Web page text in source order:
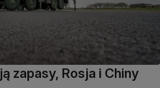
zapasy, Rosja i Chiny